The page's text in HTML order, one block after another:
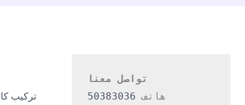
تواصل معنا
هاتف 50383036